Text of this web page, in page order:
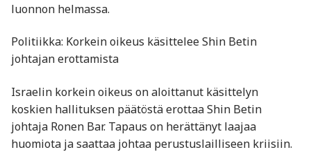
luonnon helmassa.
Politiikka: Korkein oikeus käsittelee Shin Betin
johtajan erottamista
Israelin korkein oikeus on aloittanut käsittelyn
koskien hallituksen päätöstä erottaa Shin Betin
johtaja Ronen Bar. Tapaus on herättänyt laajaa
huomiota ja saattaa johtaa perustuslailliseen kriisiin.